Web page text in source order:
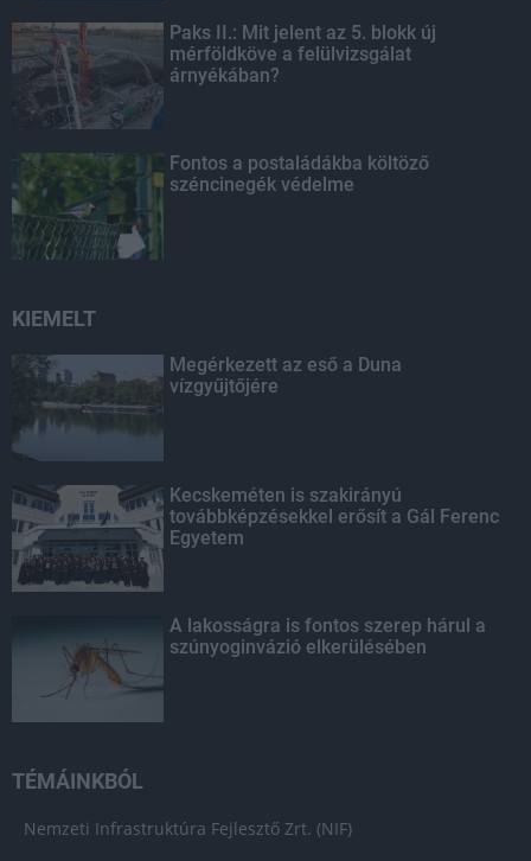
Paks II.: Mit jelent az 5. blokk új
mérföldköve a felülvizsgálat
árnyékában?
Fontos a postaládákba költöző
széncinegék védelme
KIEMELT
Megérkezett az eső a Duna
vízgyűjtőjére
Kecskeméten is szakirányú
továbbképzésekkel erősít a Gál Ferenc
Egyetem
A lakosságra is fontos szerep hárul a
szúnyoginvázió elkerülésében
TÉMÁINKBÓL
Nemzeti Infrastruktúra Fejlesztő Zrt. (NIF)